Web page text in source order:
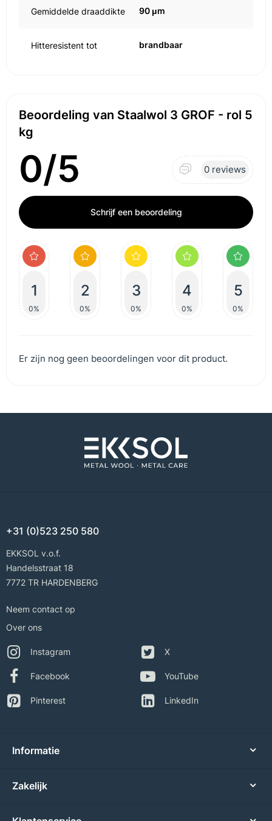
Gemiddelde draaddikte 90 μm
Hitteresistent tot brandbaar
Beoordeling van Staalwol 3 GROF - rol 5
kg
0/5 0 reviews
Schrijf een beoordeling
1
0%
2
0%
3
0%
4
0%
5
0%
Er zijn nog geen beoordelingen voor dit product.
+31 (0)523 250 580
EKKSOL v.o.f.
Handelsstraat 18
7772 TR HARDENBERG
Neem contact op
Over ons
Instagram
Facebook
Pinterest
X
YouTube
LinkedIn
Informatie
Zakelijk